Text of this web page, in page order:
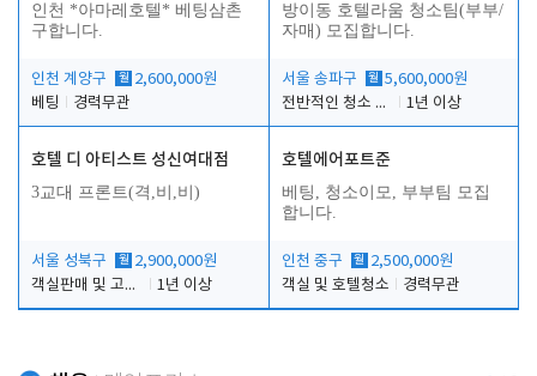
인천 *아마레호텔* 베팅삼촌
구합니다.
인천 계양구 월 2,600,000원
베팅
경력무관
방이동 호텔라움 청소팀(부부/
자매) 모집합니다.
서울 송파구 월 5,600,000원
전반적인 청소 업무(객실청소.객실정리)
1년 이상
호텔 디 아티스트 성신여대점
3교대 프론트(격,비,비)
서울 성북구 월 2,900,000원
객실판매 및 고객응대
1년 이상
호텔에어포트준
베팅, 청소이모, 부부팀 모집
합니다.
인천 중구 월 2,500,000원
객실 및 호텔청소
경력무관